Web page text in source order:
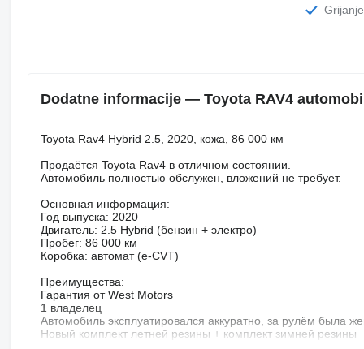
Dodatne informacije — Toyota RAV4
Toyota Rav4 Hybrid 2.5, 2020, кожа, 86 000 км
Продаётся Toyota Rav4 в отличном состоянии.
Автомобиль полностью обслужен, вложений не требует.
Основная информация:
Год выпуска: 2020
Двигатель: 2.5 Hybrid (бензин + электро)
Пробег: 86 000 км
Коробка: автомат (e-CVT)
Преимущества:
Гарантия от West Motors
1 владелец
Автомобиль эксплуатировался аккуратно, за рулём была
Новый комплект летней резины + комплект зимней резины